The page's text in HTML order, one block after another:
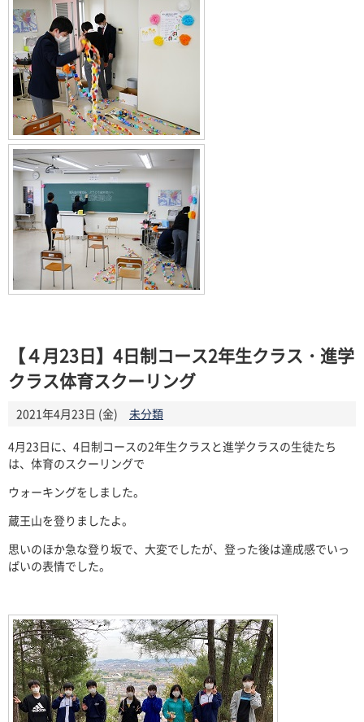
【４月23日】4日制コース2年生クラス・進学
クラス体育スクーリング
2021年4月23日 (金)
未分類
4月23日に、4日制コースの2年生クラスと進学クラスの生徒たち
は、体育のスクーリングで
ウォーキングをしました。
蔵王山を登りましたよ。
思いのほか急な登り坂で、大変でしたが、登った後は達成感でいっ
ぱいの表情でした。